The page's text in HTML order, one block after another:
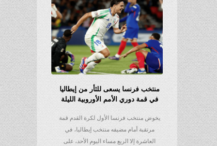
منتخب فرنسا يسعى للثأر من إيطاليا
في قمة دوري الأمم الأوروبية الليلة
يخوض منتخب فرنسا الأول لكرة القدم قمة
مرتقبة أمام مضيفه منتخب إيطاليا، في
العاشرة إلا الربع مساء اليوم الأحد، على